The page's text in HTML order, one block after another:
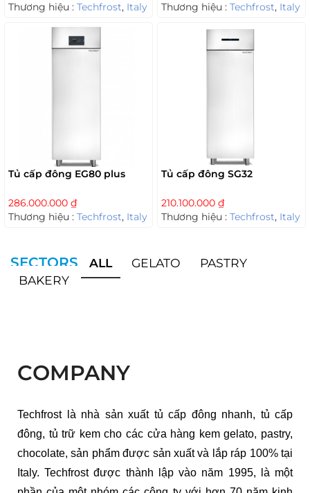
Thương hiệu : Techfrost, Italy
Thương hiệu : Techfrost, Italy
Tủ cấp đông EG80 plus
286.000.000 ₫
Thương hiệu : Techfrost, Italy
Tủ cấp đông SG32
210.100.000 ₫
Thương hiệu : Techfrost, Italy
SECTORS ALL GELATO
PASTRY
BAKERY
COMPANY
Techfrost là nhà sản xuất tủ cấp đông nhanh, tủ cấp
đông, tủ trữ kem cho các cửa hàng kem gelato, pastry,
chocolate, sản phẩm được sản xuất và lắp ráp 100% tại
Italy. Techfrost được thành lập vào năm 1995, là một